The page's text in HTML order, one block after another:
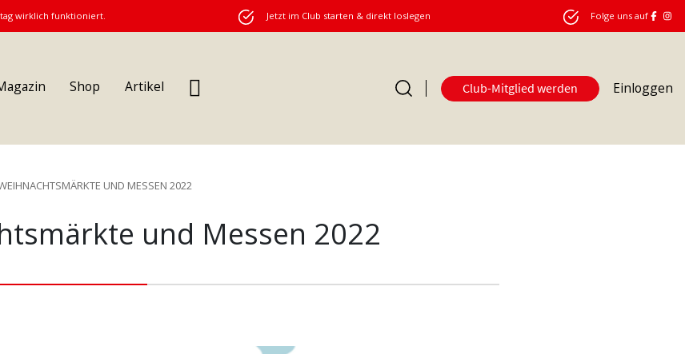
wirklich funktioniert. Jetzt im Club starten & direkt loslegen Folge uns auf
Shop Artikel Club-Mitglied werden Einloggen
UND MESSEN 2022
und Messen 2022